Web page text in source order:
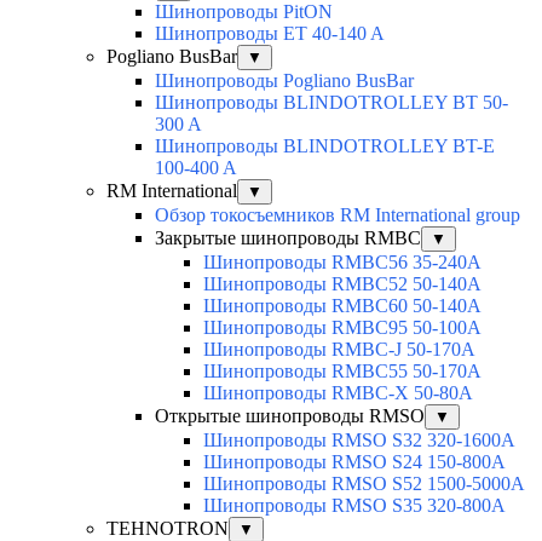
Шинопроводы PitON
Шинопроводы ET 40-140 A
Pogliano BusBar
▼
Шинопроводы Pogliano BusBar
Шинопроводы BLINDOTROLLEY BT 50-
300 A
Шинопроводы BLINDOTROLLEY BT-E
100-400 A
RM International
▼
Обзор токосъемников RM International group
Закрытые шинопроводы RMBC
▼
Шинопроводы RMBC56 35-240A
Шинопроводы RMBC52 50-140A
Шинопроводы RMBC60 50-140A
Шинопроводы RMBC95 50-100А
Шинопроводы RMBC-J 50-170A
Шинопроводы RMBC55 50-170A
Шинопроводы RMBC-X 50-80A
Открытые шинопроводы RMSO
▼
Шинопроводы RMSO S32 320-1600A
Шинопроводы RMSO S24 150-800A
Шинопроводы RMSO S52 1500-5000A
Шинопроводы RMSO S35 320-800A
TEHNOTRON
▼